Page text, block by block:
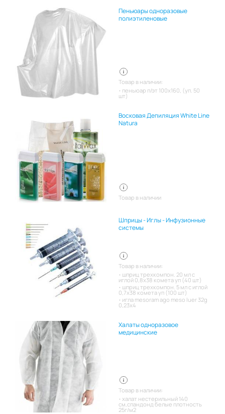
Пеньюары одноразовые
полиэтиленовые
Товар в наличии:
пеньюар п/эт 100х160, (уп. 50
шт)
Восковая Депиляция White Line
Natura
Товар в наличии
Шприцы - Иглы - Инфузионные
системы
Товар в наличии:
шприц трехкомпон. 20 мл с
иглой 0,8х38 комета уп (40 шт)
шприц трехкомпон. 5 мл с иглой
0,7х38 комета уп (100 шт)
игла mesoram ago meso luer 32g
0,23x4
Халаты одноразовое
медицинские
Товар в наличии:
халат нестерильный 140
см,спандонд белые плотность
25г/м2